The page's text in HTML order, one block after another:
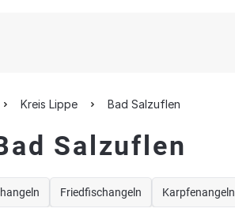
Kreis Lippe Bad Salzuflen
Salzuflen
Friedfischangeln Karpfenangeln